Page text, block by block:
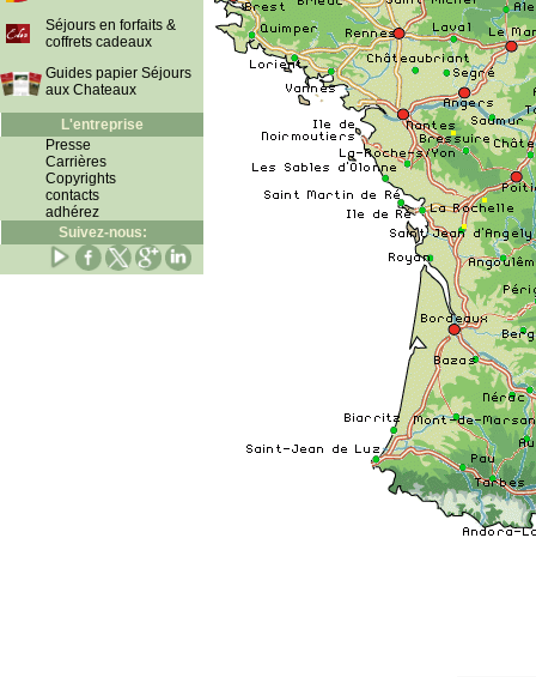
Séjours en forfaits &
coffrets cadeaux
Guides papier Séjours
aux Chateaux
L'entreprise
Presse
Carrières
Copyrights
contacts
adhérez
Suivez-nous: